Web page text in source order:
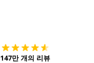
147만 개의 리뷰